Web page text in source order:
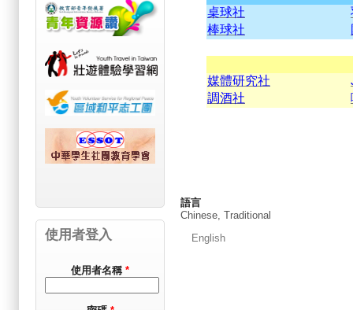
桌球社
棒球社
媒體研究社
調酒社
語言
Chinese, Traditional
English
使用者登入
使用者名稱 *